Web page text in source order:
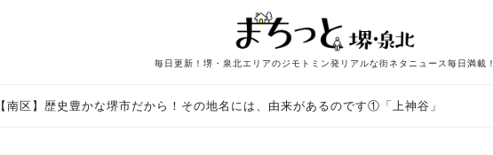
毎日更新！堺・泉北エリアのジモトミン発リアルな街ネタニュース毎日満載！
【南区】歴史豊かな堺市だから！その地名には、由来があるのです①「上神谷」